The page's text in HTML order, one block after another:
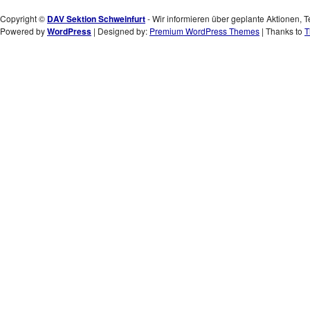
Copyright © DAV Sektion Schweinfurt- Wir informieren über geplante Aktionen,
Powered byWordPress | Designed by: Premium WordPress Themes | Thanks to